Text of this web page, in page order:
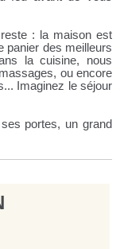
: la maison est
panier des meilleurs
la cuisine, nous
ou encore
Imaginez le séjour
portes, un grand